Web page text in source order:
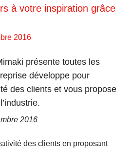
à votre inspiration grâce
2016
présente toutes les
développe pour
des clients et vous propose
2016
des clients en proposant